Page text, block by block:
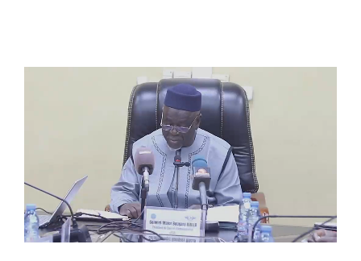
2 septembre 2025
Concours EAMAC 2025
Journées de l’aviation civile de la confédération
Etats du sahel (AES)
17 janvier 2025
juillet 2026(1)